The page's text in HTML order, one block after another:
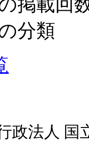
掲載回
分類
政法人 国